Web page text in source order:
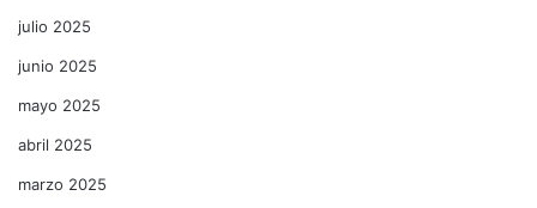
julio 2025
junio 2025
mayo 2025
abril 2025
marzo 2025